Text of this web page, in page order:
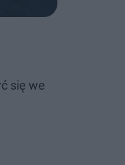
się we